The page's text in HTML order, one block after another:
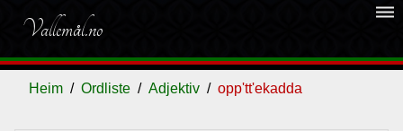
Vallemål.no
dehaze
Heim Ordliste Adjektiv opp'tt'ekadda